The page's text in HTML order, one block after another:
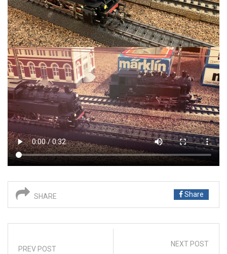
SHARE Share
PREV POST
NEXT POST